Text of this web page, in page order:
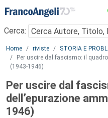
Menu
Cerca:
Main content
Home riviste STORIA E
Per uscire dal fascismo: il
(1943-1946)
Per uscire dal
dell’epurazione
1946)